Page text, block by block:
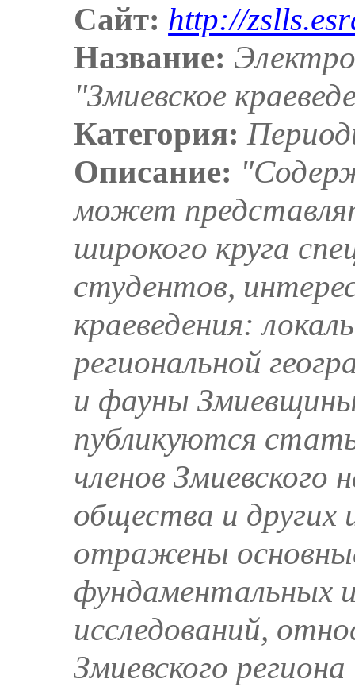
Сайт: http://
Название:
"Змиевское
Категория:
Описание:
может
широкого круга
студентов,
краеведения:
региональной
и фауны
публикуются
членов Змиевского
общества и других
отражены
фундаментальных
исследований,
Змиевского